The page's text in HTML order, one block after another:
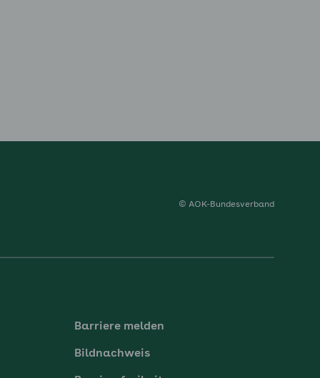
© AOK-Bundesverband
Barriere melden
Bildnachweis